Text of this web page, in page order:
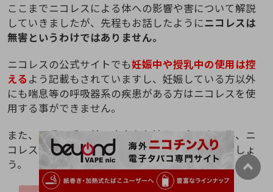
ここまでニコレスによる体への影響や害について解説
していきましたが、先程もお話したようにニコレスは
無害というわけではありません。
ニコレスの公式サイトでも妊娠中や授乳中の使用は控
える よう記載もされていますし、妊娠している方以外
にも喘息等の呼吸器系の疾患がある方はニコレスを使
用する事ができません。
また、 呼吸器系以外の疾患をお持ちの方
も念の為、ニ
コレスを使用する前に医師に相談するようにしましょ
う。